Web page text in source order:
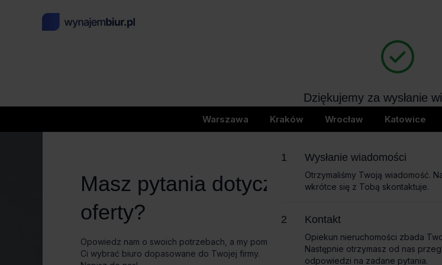
404
page not found
Warszawa Kraków Wrocław Katowice
Masz pytania dotyczące
oferty?
Opowiedz nam o swoich potrzebach, a my pomożemy
Ci wybrać biuro dopasowane do Twojej firmy.
Nazwa
Dziękujemy za wysłanie
Wkrótce skontaktujemy się
Wysłanie wiadomości
Otrzymaliśmy Twoją wiadomość.
wkrótce się z Tobą skontaktuje.
Kontakt
Opiekun nieruchomości zbada
Następnie otrzymasz od nas
odpowiedzi na zadane pytania.